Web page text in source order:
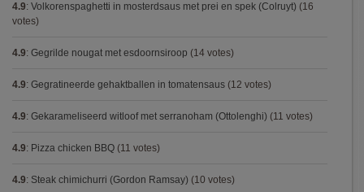
4.9: Volkorenspaghetti in mosterdsaus met prei en spek (Colruyt) (16
votes)
4.9: Gegrilde nougat met esdoornsiroop (14 votes)
4.9: Gegratineerde gehaktballen in tomatensaus (12 votes)
4.9: Gekarameliseerd witloof met serranoham (Ottolenghi) (11 votes)
4.9: Pizza chicken BBQ (11 votes)
4.9: Steak chimichurri (Gordon Ramsay) (10 votes)